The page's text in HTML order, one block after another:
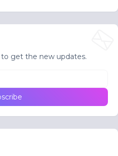
get the new updates.